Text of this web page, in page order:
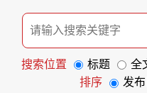
搜索位置 标题 全
排序
发